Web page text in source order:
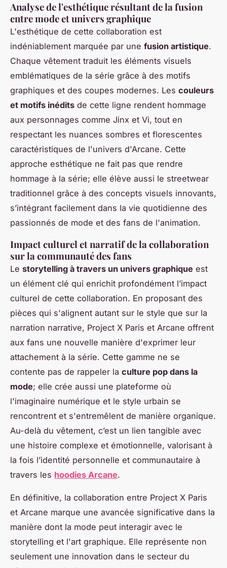
Analyse de l'esthétique résultant de la fusion
entre mode et univers graphique
L'esthétique de cette collaboration est
indéniablement marquée par une fusion artistique.
Chaque vêtement traduit les éléments visuels
emblématiques de la série grâce à des motifs
graphiques et des coupes modernes. Les couleurs
et motifs inédits de cette ligne rendent hommage
aux personnages comme Jinx et Vi, tout en
respectant les nuances sombres et florescentes
caractéristiques de l'univers d'Arcane. Cette
approche esthétique ne fait pas que rendre
hommage à la série; elle élève aussi le streetwear
traditionnel grâce à des concepts visuels innovants,
s’intégrant facilement dans la vie quotidienne des
passionnés de mode et des fans de l'animation.
Impact culturel et narratif de la collaboration
sur la communauté des fans
Le storytelling à travers un univers graphique est
un élément clé qui enrichit profondément l’impact
culturel de cette collaboration. En proposant des
pièces qui s'alignent autant sur le style que sur la
narration narrative, Project X Paris et Arcane offrent
aux fans une nouvelle manière d'exprimer leur
attachement à la série. Cette gamme ne se
contente pas de rappeler la culture pop dans la
mode; elle crée aussi une plateforme où
l'imaginaire numérique et le style urbain se
rencontrent et s'entremêlent de manière organique.
Au-delà du vêtement, c’est un lien tangible avec
une histoire complexe et émotionnelle, valorisant à
la fois l’identité personnelle et communautaire à
travers les hoodies Arcane.
En définitive, la collaboration entre Project X Paris
et Arcane marque une avancée significative dans la
manière dont la mode peut interagir avec le
storytelling et l'art graphique. Elle représente non
seulement une innovation dans le secteur du